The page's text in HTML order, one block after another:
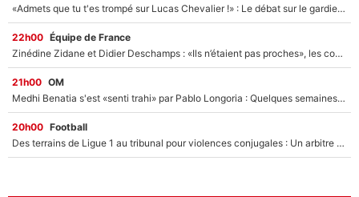
«Admets que tu t'es trompé sur Lucas Chevalier !» : Le débat sur le gardien du PSG vire au clash à l'After Foot
22h00 Équipe de France
Zinédine Zidane et Didier Deschamps : «Ils n’étaient pas proches», les confidences d’un membre de l’équipe de France 1998 sur leur relation spéciale
21h00 OM
Medhi Benatia s'est «senti trahi» par Pablo Longoria : Quelques semaines après son départ, l'ancien directeur de football de l'OM règle ses comptes
20h00 Football
Des terrains de Ligue 1 au tribunal pour violences conjugales : Un arbitre français encourt une peine de 18 mois de prison !